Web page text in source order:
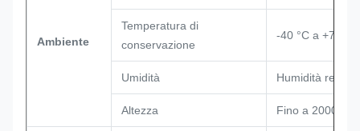
Ambiente
Temperatura di
conservazione
-40 °C a +70 °C
Umidità Humidità
Altezza Fino a 2000 m